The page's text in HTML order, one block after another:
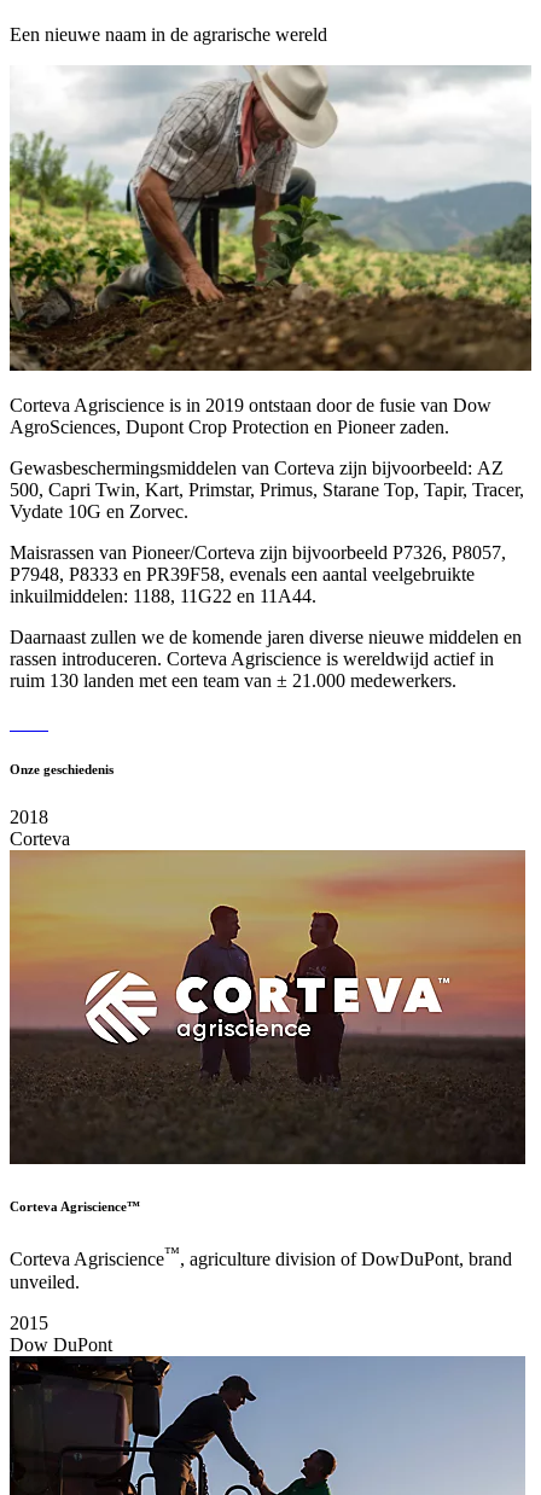
Een nieuwe naam in de agrarische wereld
Corteva Agriscience is in 2019 ontstaan door de fusie van Dow
AgroSciences, Dupont Crop Protection en Pioneer zaden.
Gewasbeschermingsmiddelen van Corteva zijn bijvoorbeeld: AZ
500, Capri Twin, Kart, Primstar, Primus, Starane Top, Tapir, Tracer,
Vydate 10G en Zorvec.
Maisrassen van Pioneer/Corteva zijn bijvoorbeeld P7326, P8057,
P7948, P8333 en PR39F58, evenals een aantal veelgebruikte
inkuilmiddelen: 1188, 11G22 en 11A44.
Daarnaast zullen we de komende jaren diverse nieuwe middelen en
rassen introduceren. Corteva Agriscience is wereldwijd actief in
ruim 130 landen met een team van ± 21.000 medewerkers.
Onze geschiedenis
2018
Corteva
Corteva Agriscience™
Corteva Agriscience™, agriculture division of DowDuPont, brand
unveiled.
2015
Dow DuPont